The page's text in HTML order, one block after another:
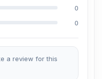
0
0
a review for this